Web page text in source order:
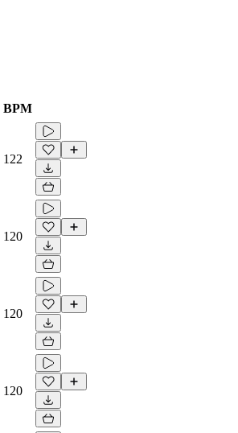
BPM
122
120
120
120